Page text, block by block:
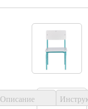
Описание